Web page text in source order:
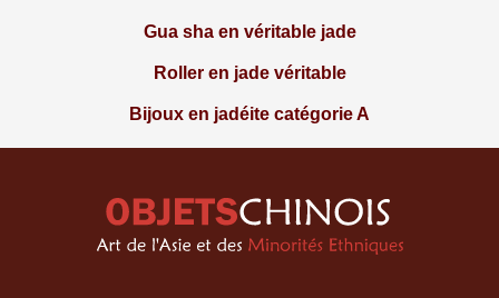
Gua sha en véritable jade
Roller en jade véritable
Bijoux en jadéite catégorie A